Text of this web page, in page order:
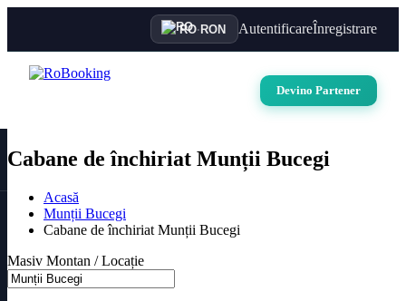
RO·RON AutentificareÎnregistrare
Devino Partener
Cabane de închiriat Munții Bucegi
Acasă
Munții Bucegi
Cabane de închiriat Munții Bucegi
Masiv Montan / Locație